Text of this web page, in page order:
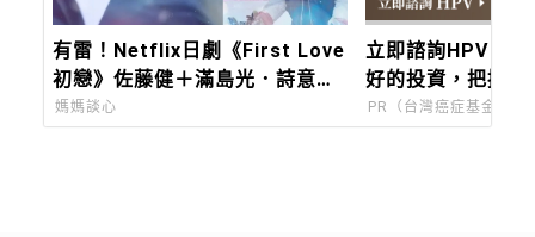
有雷！Netflix日劇《First Love
初戀》佐藤健＋滿島光．詩意絕
美．最後的最後有彩蛋啊！（七
媽媽談心
立即諮詢HPV！
好的投資，把握現
PR（台灣癌症基金會）